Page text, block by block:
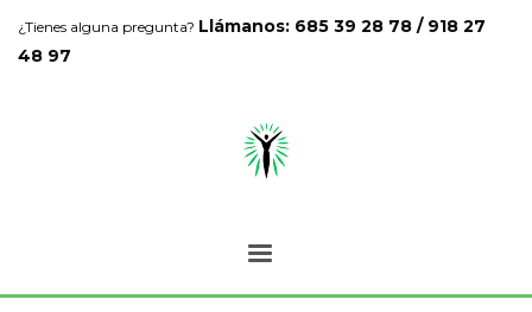
¿Tienes alguna pregunta? Llámanos: 685 39 28 78 / 918 27
48 97